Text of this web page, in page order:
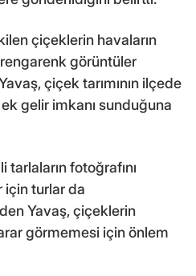
çiçeklerin havaların
rengarenk görüntüler
çiçek tarımının ilçede
gelir imkanı sunduğuna
fotoğrafını
turlar da
Yavaş, çiçeklerin
görmemesi için önlem